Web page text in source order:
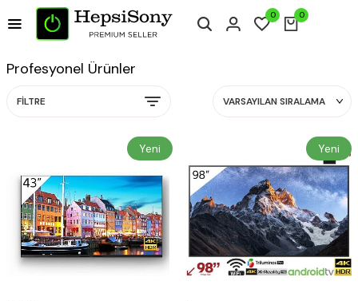
0 0
FILTRE
Profesyonel Ürünler
Yeni Yeni